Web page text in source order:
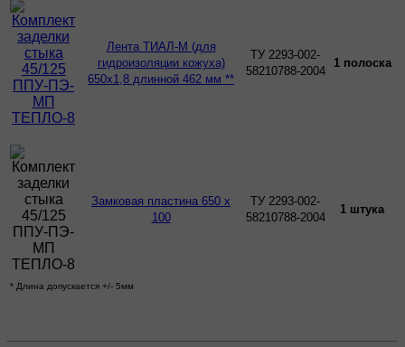
Лента ТИАЛ-М (для
гидроизоляции кожуха)
650х1,8 длинной 462 мм **
ТУ 2293-002-
58210788-2004
1 полоска
Замковая пластина 650 х
100
ТУ 2293-002-
58210788-2004
1 штука
* Длина допускается +/- 5мм